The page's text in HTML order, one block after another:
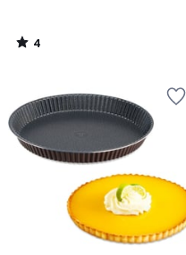
4
/